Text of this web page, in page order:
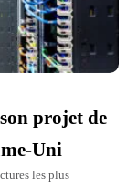
projet de
Uni
les plus